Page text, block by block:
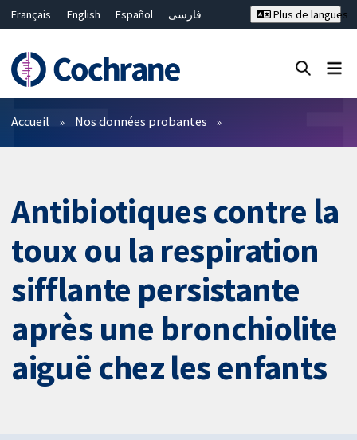
Français English Español
فارسی
Bahasa Malaysia
ไทย
繁體中文
简体中文
Plus de langues
Filtres
Accueil Nos données probantes
Antibiotiques contre la
toux ou la respiration
sifflante persistante
après une bronchiolite
aiguë chez les enfants